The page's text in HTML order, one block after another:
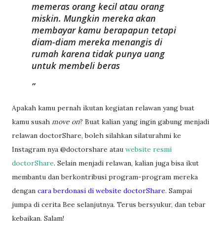
memeras orang kecil atau orang
miskin. Mungkin mereka akan
membayar kamu berapapun tetapi
diam-diam mereka menangis di
rumah karena tidak punya uang
untuk membeli beras
Apakah kamu pernah ikutan kegiatan relawan yang buat
kamu susah move on? Buat kalian yang ingin gabung menjadi
relawan doctorShare, boleh silahkan silaturahmi ke
Instagram nya @doctorshare atau website resmi
doctorShare. Selain menjadi relawan, kalian juga bisa ikut
membantu dan berkontribusi program-program mereka
dengan cara berdonasi di website doctorShare. Sampai
jumpa di cerita Bee selanjutnya. Terus bersyukur, dan tebar
kebaikan. Salam!